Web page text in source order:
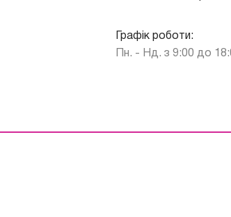
Графік роботи:
Пн. - Нд. з 9:00 до